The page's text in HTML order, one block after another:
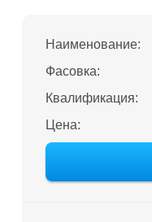
Наименование:
Фасовка:
Квалификация:
Цена: